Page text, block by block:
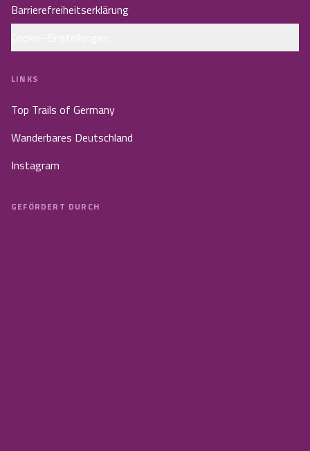
Barrierefreiheitserklärung
LINKS
Top Trails of Germany
Wanderbares Deutschland
Instagram
GEFÖRDERT DURCH